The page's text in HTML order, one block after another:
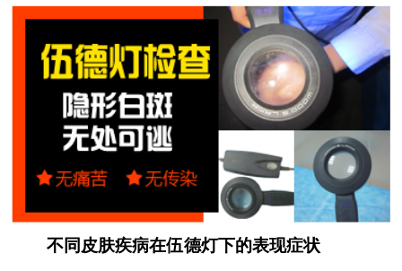
不同皮肤疾病在伍德灯下的表现症状